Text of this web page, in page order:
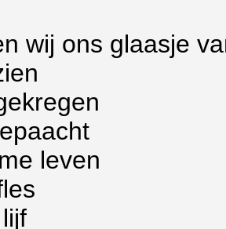
wij ons glaasje
leven